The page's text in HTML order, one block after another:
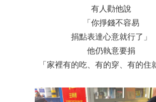
有人勸他說
「你掙錢不容易
捐點表達心意就行了」
他仍執意要捐
「家裡有的吃、有的穿、有的住